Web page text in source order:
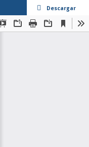
Descargar